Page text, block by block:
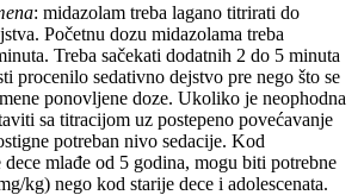
: midazolam treba lagano titrirati do
Početnu dozu midazolama treba
Treba sačekati dodatnih 2 do 5 minuta
procenilo sedativno dejstvo pre nego što se
ponovljene doze. Ukoliko je neophodna
sa titracijom uz postepeno povećavanje
potreban nivo sedacije. Kod
mlađe od 5 godina, mogu biti potrebne
kg) nego kod starije dece i adolescenata.